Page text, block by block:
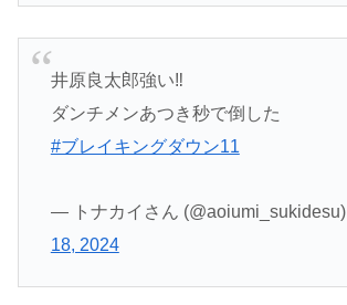
井原良太郎強い‼️
ダンチメンあつき秒で倒した
#ブレイキングダウン11
— トナカイさん (@aoiumi_sukidesu)
18, 2024